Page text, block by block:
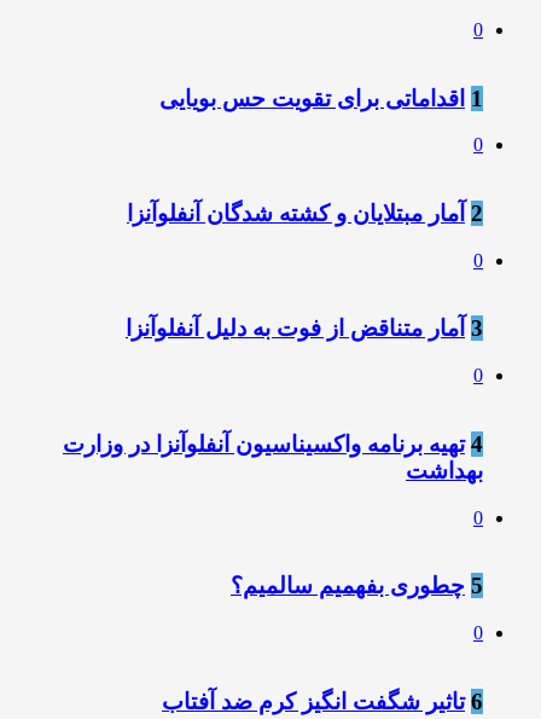
0
1 اقداماتی برای تقویت حس بویایی
0
2 آمار مبتلایان و کشته شدگان آنفلوآنزا
0
3 آمار متناقض از فوت به دلیل آنفلوآنزا
0
4 تهیه برنامه واکسیناسیون آنفلوآنزا در وزارت
بهداشت
0
5 چطوری بفهمیم سالمیم؟
0
6 تاثیر شگفت انگیز کرم ضد آفتاب